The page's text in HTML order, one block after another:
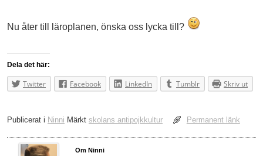
Nu åter till läroplanen, önska oss lycka till?
Dela det här:
Twitter Facebook LinkedIn Tumblr Skriv ut
Publicerat i Ninni Märkt skolans antipojkkultur Permanent länk
Om Ninni